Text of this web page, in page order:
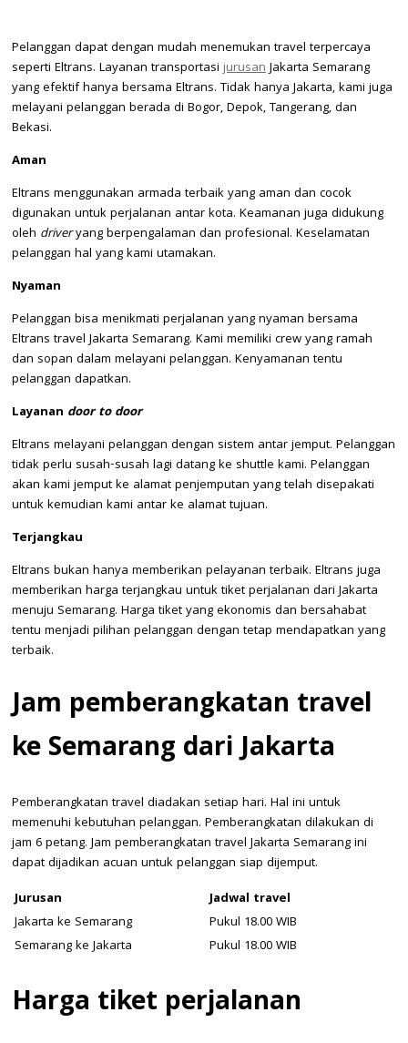
Pelanggan dapat dengan mudah menemukan travel terpercaya
seperti Eltrans. Layanan transportasijurusanJakarta Semarang
yang efektif hanya bersama Eltrans. Tidak hanya Jakarta, kami juga
melayani pelanggan berada di Bogor, Depok, Tangerang, dan
Bekasi.
Aman
Eltrans menggunakan armada terbaik yang aman dan cocok
digunakan untuk perjalanan antar kota. Keamanan juga didukung
oleh driveryang berpengalaman dan profesional. Keselamatan
pelanggan hal yang kami utamakan.
Nyaman
Pelanggan bisa menikmati perjalanan yang nyaman bersama
Eltrans travel Jakarta Semarang. Kami memiliki crew yang ramah
dan sopan dalam melayani pelanggan. Kenyamanan tentu
pelanggan dapatkan.
Layanan door to door
Eltrans melayani pelanggan dengan sistem antar jemput. Pelanggan
tidak perlu susah-susah lagi datang ke shuttle kami. Pelanggan
akan kami jemput ke alamat penjemputan yang telah disepakati
untuk kemudian kami antar ke alamat tujuan.
Terjangkau
Eltrans bukan hanya memberikan pelayanan terbaik. Eltrans juga
memberikan harga terjangkau untuk tiket perjalanan dari Jakarta
menuju Semarang. Harga tiket yang ekonomis dan bersahabat
tentu menjadi pilihan pelanggan dengan tetap mendapatkan yang
terbaik.
Jam pemberangkatan travel
ke Semarang dari Jakarta
Pemberangkatan travel diadakan setiap hari. Hal ini untuk
memenuhi kebutuhan pelanggan. Pemberangkatan dilakukan di
jam 6 petang. Jam pemberangkatan travel Jakarta Semarang ini
dapat dijadikan acuan untuk pelanggan siap dijemput.
Jurusan
Jadwal travel
Jakarta ke Semarang
Pukul 18.00 WIB
Semarang ke Jakarta
Pukul 18.00 WIB
Harga tiket perjalanan